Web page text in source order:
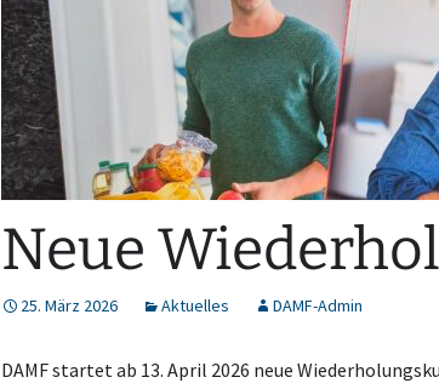
Neue
25. März 2026 Aktuelles DAMF-Admin
DAMF startet ab 13. April 2026 neue